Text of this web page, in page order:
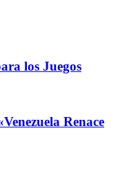
los Juegos
Renace